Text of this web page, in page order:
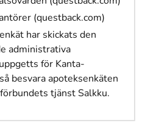
(questback.com)
har skickats den
administrativa
för Kanta-
besvara apoteksenkäten
tjänst Salkku.